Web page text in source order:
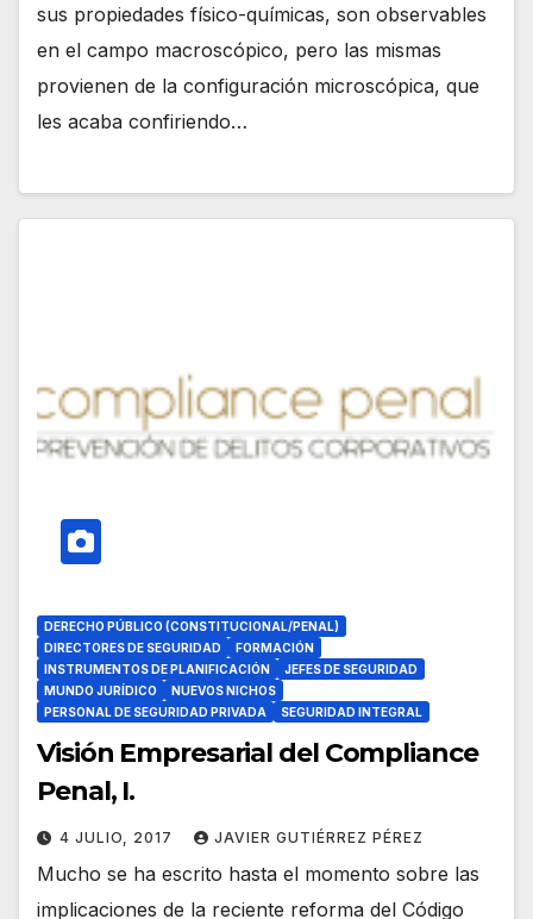
sus propiedades físico-químicas, son observables
en el campo macroscópico, pero las mismas
provienen de la configuración microscópica, que
les acaba confiriendo…
DERECHO PÚBLICO (CONSTITUCIONAL/PENAL)
DIRECTORES DE SEGURIDAD
FORMACIÓN
INSTRUMENTOS DE PLANIFICACIÓN
JEFES DE SEGURIDAD
MUNDO JURÍDICO
NUEVOS NICHOS
PERSONAL DE SEGURIDAD PRIVADA
SEGURIDAD INTEGRAL
Visión Empresarial del Compliance
Penal, I.
4 JULIO, 2017 JAVIER GUTIÉRREZ PÉREZ
Mucho se ha escrito hasta el momento sobre las
implicaciones de la reciente reforma del Código